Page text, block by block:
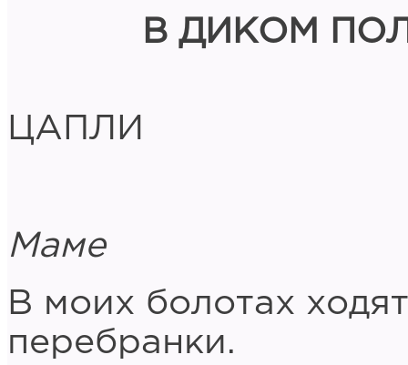
В ДИКОМ
ЦАПЛИ
Маме
В моих болотах
перебранки.